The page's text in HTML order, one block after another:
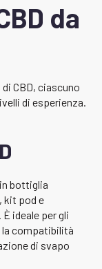
da
CBD, ciascuno
di esperienza.
bottiglia
kit pod e
ideale per gli
la compatibilità
di svapo